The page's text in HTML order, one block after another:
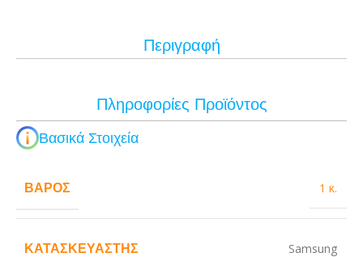
Περιγραφή
Πληροφορίες Προϊόντος
Βασικά Στοιχεία
ΒΆΡΟΣ 1 κ.
ΚΑΤΑΣΚΕΥΑΣΤΉΣ Samsung